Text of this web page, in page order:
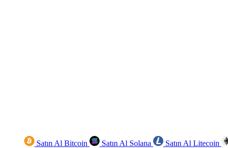
Satın Al Bitcoin Satın Al Solana Satın Al Litecoin